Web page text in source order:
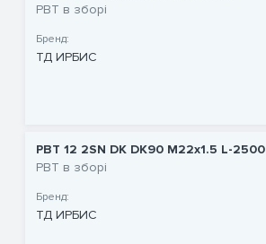
РВТ в зборі
Бренд:
ТД ИРБИС
РВТ 12 2SN DK DK90 M22x1.5 L-
РВТ в зборі
Бренд:
ТД ИРБИС